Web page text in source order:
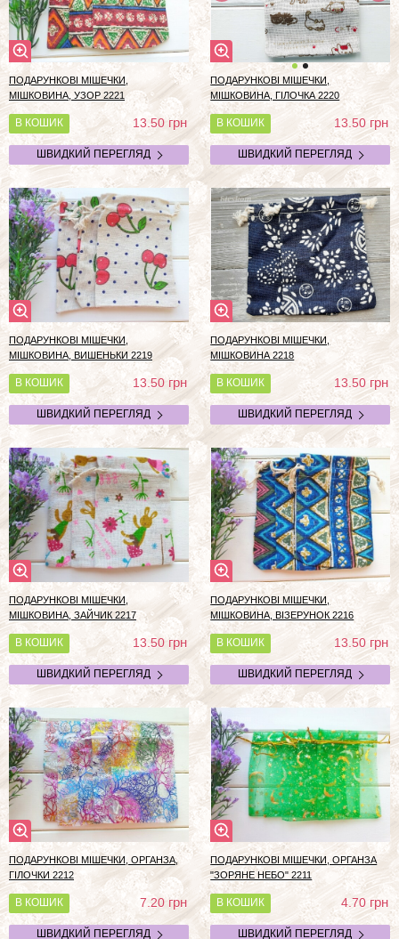
ПОДАРУНКОВІ МІШЕЧКИ,
МІШКОВИНА, УЗОР 2221
В КОШИК 13.50грн
ШВИДКИЙ ПЕРЕГЛЯД
ПОДАРУНКОВІ МІШЕЧКИ,
МІШКОВИНА, ГІЛОЧКА 2220
В КОШИК 13.50грн
ШВИДКИЙ ПЕРЕГЛЯД
ПОДАРУНКОВІ МІШЕЧКИ,
МІШКОВИНА, ВИШЕНЬКИ 2219
В КОШИК 13.50грн
ШВИДКИЙ ПЕРЕГЛЯД
ПОДАРУНКОВІ МІШЕЧКИ,
МІШКОВИНА 2218
В КОШИК 13.50грн
ШВИДКИЙ ПЕРЕГЛЯД
ПОДАРУНКОВІ МІШЕЧКИ,
МІШКОВИНА, ЗАЙЧИК 2217
В КОШИК 13.50грн
ШВИДКИЙ ПЕРЕГЛЯД
ПОДАРУНКОВІ МІШЕЧКИ,
МІШКОВИНА, ВІЗЕРУНОК 2216
В КОШИК 13.50грн
ШВИДКИЙ ПЕРЕГЛЯД
ПОДАРУНКОВІ МІШЕЧКИ, ОРГАНЗА,
ГІЛОЧКИ 2212
В КОШИК 7.20грн
ШВИДКИЙ ПЕРЕГЛЯД
ПОДАРУНКОВІ МІШЕЧКИ, ОРГАНЗА
"ЗОРЯНЕ НЕБО" 2211
В КОШИК 4.70грн
ШВИДКИЙ ПЕРЕГЛЯД